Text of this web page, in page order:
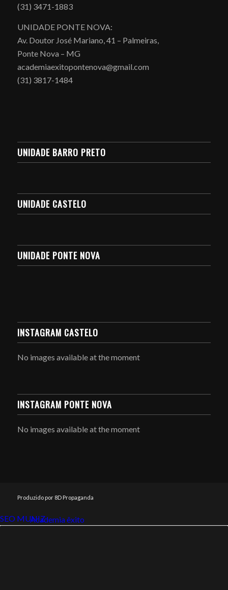
(31) 3471-1883
UNIDADE PONTE NOVA:
Av. Doutor José Mariano, 41 – Palmeiras,
Ponte Nova – MG
academiaexitopontenova@gmail.com
(31) 3817-1484
UNIDADE BARRO PRETO
UNIDADE CASTELO
UNIDADE PONTE NOVA
INSTAGRAM CASTELO
No images available at the moment
INSTAGRAM PONTE NOVA
No images available at the moment
Produzido por 8D Propaganda
SEO MUNIZ
Link112Academia êxito